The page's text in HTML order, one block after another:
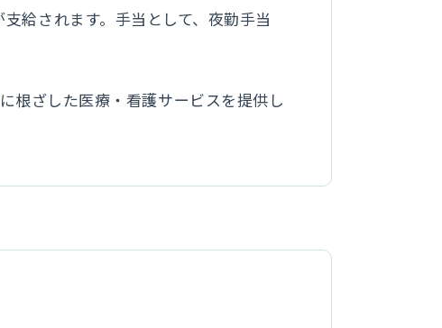
給されます。手当として、夜勤手当
根ざした医療・看護サービスを提供し